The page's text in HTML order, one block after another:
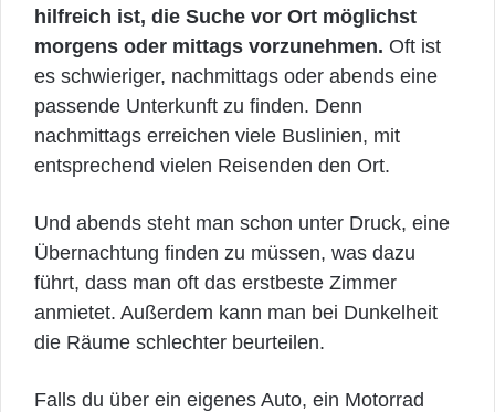
hilfreich ist, die Suche vor Ort möglichst
morgens oder mittags vorzunehmen. Oft ist
es schwieriger, nachmittags oder abends eine
passende Unterkunft zu finden. Denn
nachmittags erreichen viele Buslinien, mit
entsprechend vielen Reisenden den Ort.
Und abends steht man schon unter Druck, eine
Übernachtung finden zu müssen, was dazu
führt, dass man oft das erstbeste Zimmer
anmietet. Außerdem kann man bei Dunkelheit
die Räume schlechter beurteilen.
Falls du über ein eigenes Auto, ein Motorrad